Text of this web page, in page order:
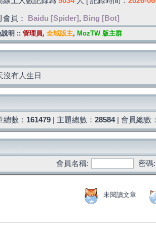
會員： Baidu [Spider] , Bing [Bot]
說明 :: 管理員, 全域版主, MozTW 版主群
沒有人生日
總數： 161479 | 主題總數： 28584| 會員總數
會員名稱:
密碼:
未閱讀文章